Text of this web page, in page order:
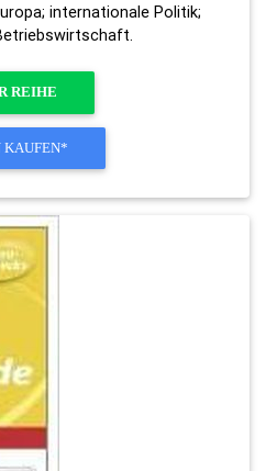
internationale Politik;
REIHE
KAUFEN*